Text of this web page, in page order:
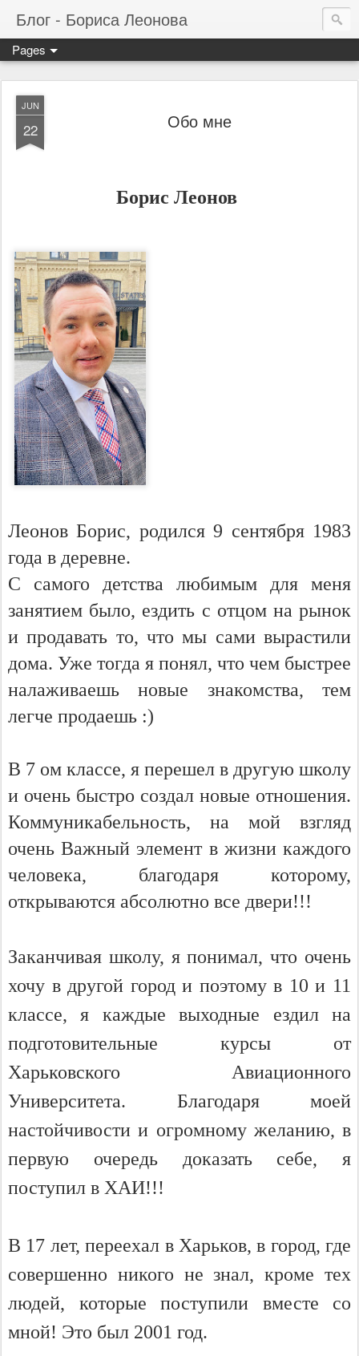
Блог - Бориса Леонова
Pages
JUN
22 Обо мне
Борис Леонов
Леонов Борис, родился 9 сентября 1983
года в деревне.
С самого детства любимым для меня
занятием было, ездить с отцом на рынок
и продавать то, что мы сами вырастили
дома. Уже тогда я понял, что чем быстрее
налаживаешь новые знакомства, тем
легче продаешь :)
В 7 ом классе, я перешел в другую школу
и очень быстро создал новые отношения.
Коммуникабельность, на мой взгляд
очень Важный элемент в жизни каждого
человека, благодаря которому,
открываются абсолютно все двери!!!
Заканчивая школу, я понимал, что очень
хочу в другой город и поэтому в 10 и 11
классе, я каждые выходные ездил на
подготовительные курсы от
Харьковского Авиационного
Университета. Благодаря моей
настойчивости и огромному желанию, в
первую очередь доказать себе, я
поступил в ХАИ!!!
В 17 лет, переехал в Харьков, в город, где
совершенно никого не знал, кроме тех
людей, которые поступили вместе со
мной! Это был 2001 год.